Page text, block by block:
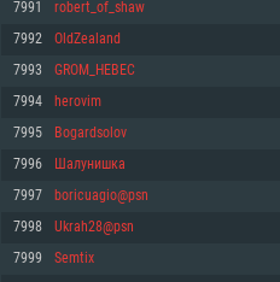
그래픽 카드: DirectX 11 이상을 지원하
GeForce GT 660. 최소 사양 해상도: 720p
네트워크: 브로드밴드 인터넷
여유 저장 공간: 22.1 GB (최소 클라이언
권장 사양
그래픽 카드: Metal 을 지원하는 Intel
능을 가지는 Mac 버전의 AMD/Nvidia.
네트워크: 브로드밴드 인터넷
여유 저장 공간: 22.1 GB (최소 클라이언
권장 사양
그래픽 카드: Vulkan 을 지원하고, 최신
660 (6개월 미만) 혹은 그와 동급의 성
원하는 AMD (6개월 미만; 최소사양 지원
네트워크: 브로드밴드 인터넷
여유 저장 공간: 22.1 GB (최소 클라이언
권장 사양
운영체제: Ubuntu 20.04 64bit
프로세서: Intel Core i7
메모리: 16 GB
7991 robert_of_shaw
7992 OldZealand
7993 GROM_HEBEC
7994 herovim
7995 Bogardsolov
7996 Шалунишка
7997 boricuagio@psn
7998 Ukrah28@psn
7999 Semtix